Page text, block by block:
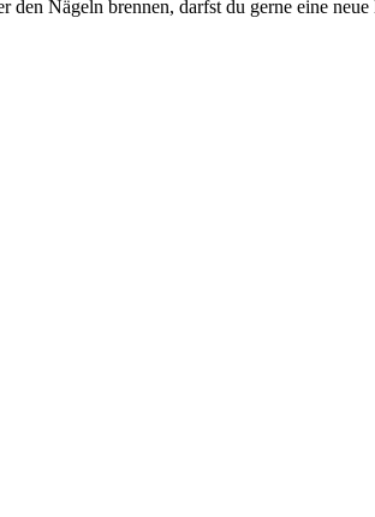
Nägeln brennen, darfst du gerne eine neue